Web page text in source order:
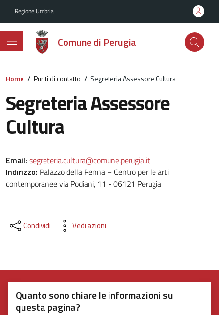
Regione Umbria
Comune di Perugia
Home / Punti di contatto / Segreteria Assessore Cultura
Segreteria Assessore
Cultura
Email: segreteria.cultura@comune.perugia.it
Indirizzo: Palazzo della Penna – Centro per le arti
contemporanee via Podiani, 11 - 06121 Perugia
Condividi Vedi azioni
Quanto sono chiare le informazioni su
questa pagina?